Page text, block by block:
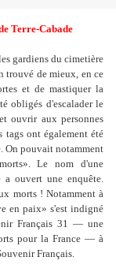
Terre-Cabade
gardiens du cimetière
trouvé de mieux, en ce
et de mastiquer la
obligés d'escalader le
ouvrir aux personnes
tags ont également été
On pouvait notamment
Le nom d'une
ouvert une enquête.
morts ! Notamment à
en paix» s'est indigné
Français 31 — une
pour la France — à
Français.